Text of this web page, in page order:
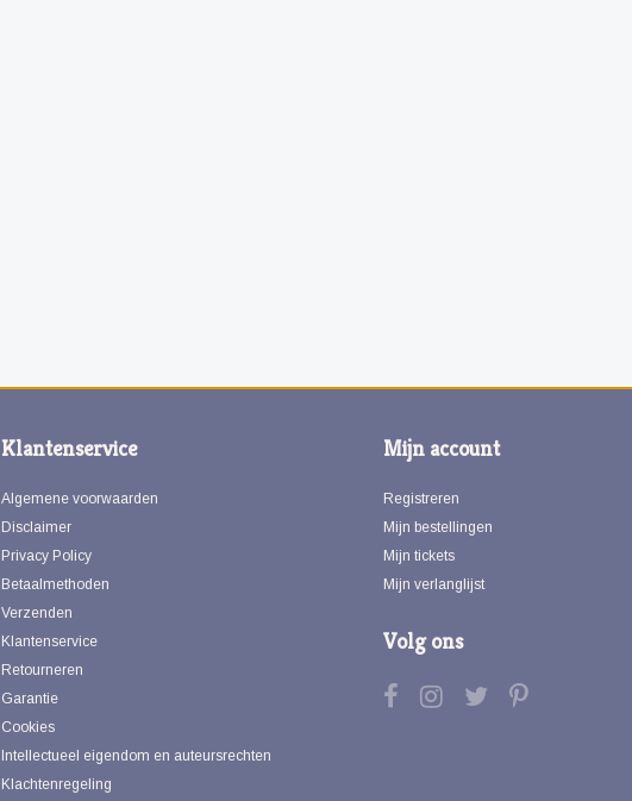
Klantenservice
Algemene voorwaarden
Disclaimer
Privacy Policy
Betaalmethoden
Verzenden
Klantenservice
Retourneren
Garantie
Cookies
Intellectueel eigendom en auteursrechten
Klachtenregeling
Mijn account
Registreren
Mijn bestellingen
Mijn tickets
Mijn verlanglijst
Volg ons